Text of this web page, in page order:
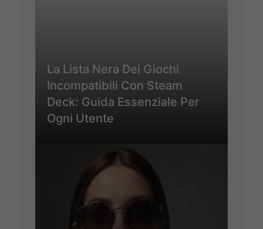
La Lista Nera Dei Giochi
Incompatibili Con Steam
Deck: Guida Essenziale Per
Ogni Utente